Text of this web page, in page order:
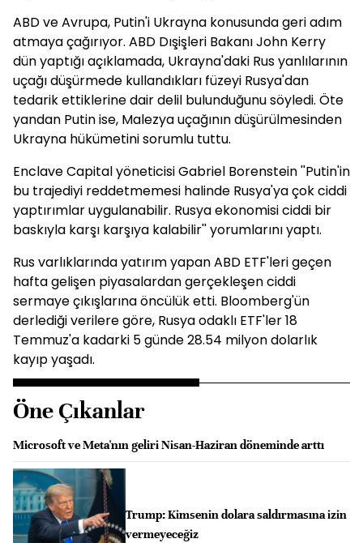
ABD ve Avrupa, Putin'i Ukrayna konusunda geri adım
atmaya çağırıyor. ABD Dışişleri Bakanı John Kerry
dün yaptığı açıklamada, Ukrayna'daki Rus yanlılarının
uçağı düşürmede kullandıkları füzeyi Rusya'dan
tedarik ettiklerine dair delil bulunduğunu söyledi. Öte
yandan Putin ise, Malezya uçağının düşürülmesinden
Ukrayna hükümetini sorumlu tuttu.
Enclave Capital yöneticisi Gabriel Borenstein ''Putin'in
bu trajediyi reddetmemesi halinde Rusya'ya çok ciddi
yaptırımlar uygulanabilir. Rusya ekonomisi ciddi bir
baskıyla karşı karşıya kalabilir'' yorumlarını yaptı.
Rus varlıklarında yatırım yapan ABD ETF'leri geçen
hafta gelişen piyasalardan gerçekleşen ciddi
sermaye çıkışlarına öncülük etti. Bloomberg'ün
derlediği verilere göre, Rusya odaklı ETF'ler 18
Temmuz'a kadarki 5 günde 28.54 milyon dolarlık
kayıp yaşadı.
Öne Çıkanlar
Microsoft ve Meta'nın geliri Nisan-Haziran döneminde arttı
Trump: Kimsenin dolara saldırmasına izin
vermeyeceğiz